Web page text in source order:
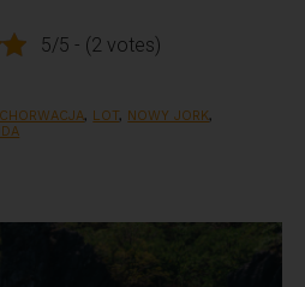
5/5 - (2 votes)
CHORWACJA, LOT, NOWY JORK,